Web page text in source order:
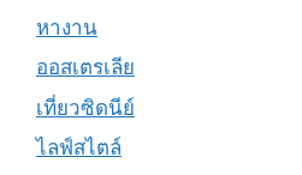
หางาน
ออสเตรเลีย
เที่ยวซิดนีย์
ไลฟ์สไตล์